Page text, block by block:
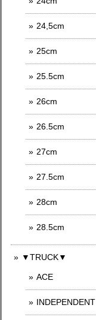
24,5cm
25cm
25.5cm
26cm
26.5cm
27cm
27.5cm
28cm
28.5cm
▼TRUCK▼
ACE
INDEPENDENT